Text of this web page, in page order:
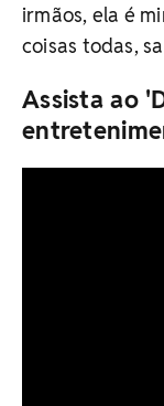
irmãos, ela é
coisas todas,
Assista ao